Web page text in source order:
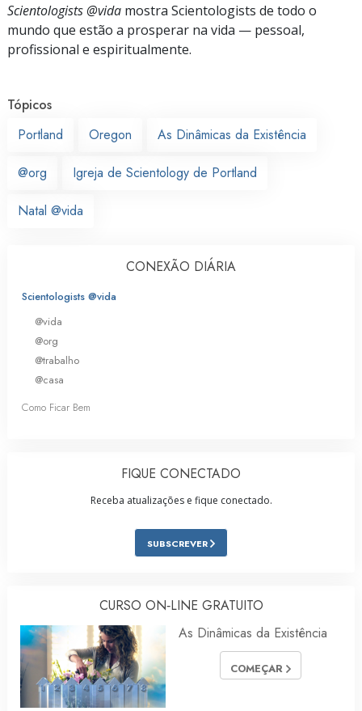
Scientologists @vida mostra Scientologists de todo o
mundo que estão a prosperar na vida — pessoal,
profissional e espiritualmente.
Tópicos
Portland
Oregon As Dinâmicas da Existência
@org Igreja de Scientology de Portland
Natal @vida
CONEXÃO DIÁRIA
Scientologists @vida
@vida
@org
@trabalho
@casa
Como Ficar Bem
FIQUE CONECTADO
Receba atualizações e fique conectado.
SUBSCREVER
CURSO ON‑LINE GRATUITO
As Dinâmicas da Existência
COMEÇAR